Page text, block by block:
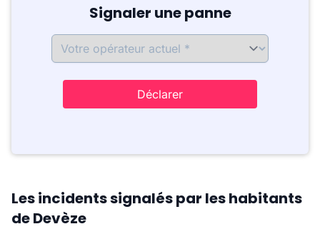
Signaler une panne
Déclarer
Les incidents signalés par les habitants
de Devèze